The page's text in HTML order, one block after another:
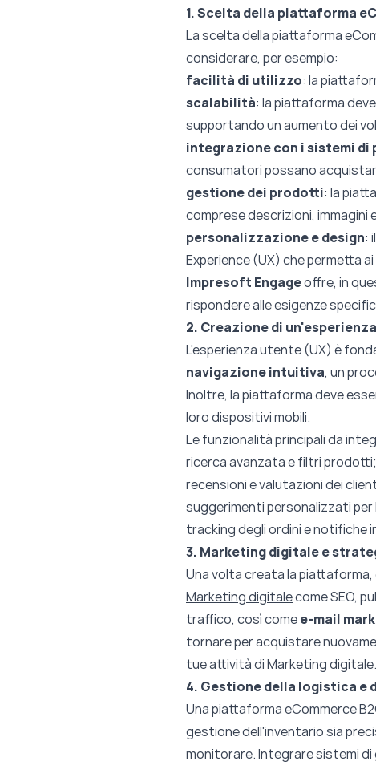
1. Scelta della piattaforma
La scelta della piattaforma
considerare, per esempio:
facilità di utilizzo: la
scalabilità: la piattaforma
supportando un aumento dei
integrazione con i sistemi di
consumatori possano
gestione dei prodotti: la
comprese descrizioni, immagini
personalizzazione e design:
Experience (UX) che permetta
Impresoft Engageoffre, in
rispondere alle esigenze
2. Creazione di
L'esperienza utente (UX) è
navigazione intuitiva, un
Inoltre, la piattaforma deve
loro dispositivi mobili.
Le funzionalità principali da
ricerca avanzata e filtri prodotti;
recensioni e valutazioni dei
suggerimenti personalizzati
tracking degli ordini e notifiche
3. Marketing digitale e
Una volta creata la
Marketing digitalecome SEO,
traffico, così comee-mail
tornare per acquistare
tue attività di Marketing digitale.
4. Gestione della logistica e
Una piattaforma eCommerce
gestione dell'inventario sia
monitorare. Integrare sistemi